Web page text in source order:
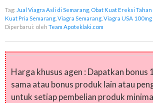
Tag: Jual Viagra Asli di Semarang Obat Kuat Ereksi Tahan
Kuat Pria Semarang Viagra Semarang Viagra USA
Diperbarui: oleh Team Apoteklaki.com
Harga khusus agen : Dapatkan bonus
sama atau bonus produk lain atau
untuk setiap pembelian produk